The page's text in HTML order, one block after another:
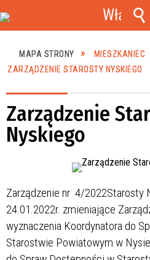
MAPA STRONY MIESZKANIEC
ZARZĄDZENIE STAROSTY NYSKIEGO
Zarządzenie
Nyskiego
Zarządzenie nr 4/2022Starosty
24.01.2022r. zmieniające
wyznaczenia Koordynatora do
Starostwie Powiatowym w Nysie
Włącz